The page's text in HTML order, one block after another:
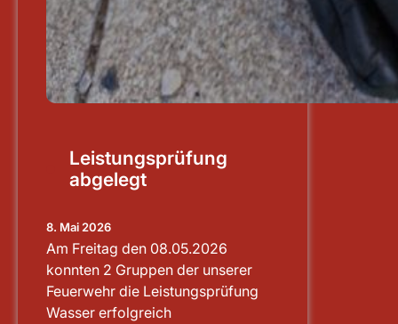
Leistungsprüfung
abgelegt
8. Mai 2026
Am Freitag den 08.05.2026
konnten 2 Gruppen der unserer
Feuerwehr die Leistungsprüfung
Wasser erfolgreich